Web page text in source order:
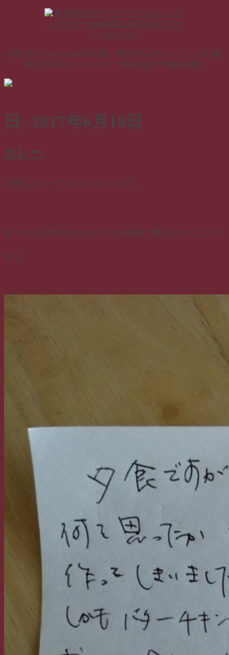
ツ
ス
キ
高松市d.branch studio代表／柿の木レディースこども鍼
灸院 院長／エミーライフ株式会社 代表取締役
日: 2017年6月10日
カレー
今夜もカレーにしてしまいました。
タマネギを使わなければ！と使命感に燃えたのでござい
ます。